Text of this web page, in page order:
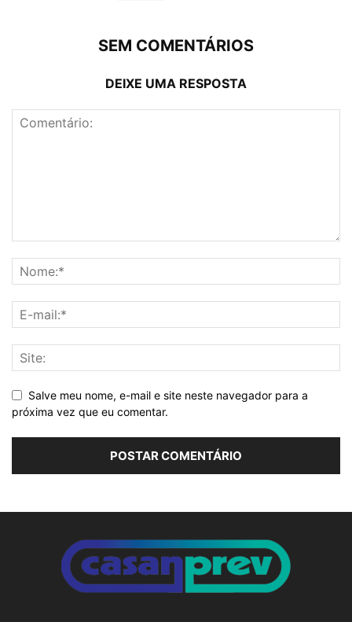
SEM COMENTÁRIOS
DEIXE UMA RESPOSTA
Salve meu nome, e-mail e site neste navegador para a
próxima vez que eu comentar.